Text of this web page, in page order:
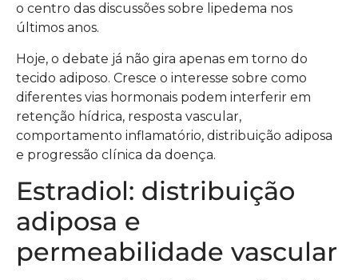
o centro das discussões sobre lipedema nos
últimos anos.
Hoje, o debate já não gira apenas em torno do
tecido adiposo. Cresce o interesse sobre como
diferentes vias hormonais podem interferir em
retenção hídrica, resposta vascular,
comportamento inflamatório, distribuição adiposa
e progressão clínica da doença.
Estradiol: distribuição
adiposa e
permeabilidade vascular